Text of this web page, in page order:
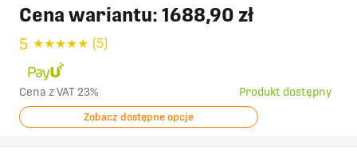
Cena wariantu: 1688,90 zł
5 ★★★★★ (5)
Cena z VAT 23% Produkt dostępny
Zobacz dostępne opcje